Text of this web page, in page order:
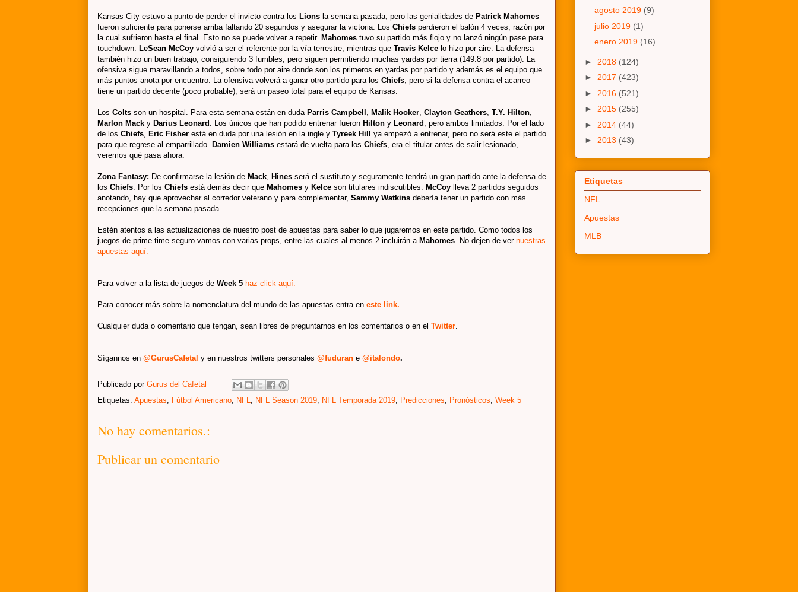
Kansas City estuvo a punto de perder el invicto contra los Lions la semana pasada, pero las genialidades de Patrick Mahomes
fueron suficiente para ponerse arriba faltando 20 segundos y asegurar la victoria. Los Chiefs perdieron el balón 4 veces, razón por
la cual sufrieron hasta el final. Esto no se puede volver a repetir. Mahomes tuvo su partido más flojo y no lanzó ningún pase para
touchdown. LeSean McCoy volvió a ser el referente por la vía terrestre, mientras que Travis Kelce lo hizo por aire. La defensa
también hizo un buen trabajo, consiguiendo 3 fumbles, pero siguen permitiendo muchas yardas por tierra (149.8 por partido). La
ofensiva sigue maravillando a todos, sobre todo por aire donde son los primeros en yardas por partido y además es el equipo que
más puntos anota por encuentro. La ofensiva volverá a ganar otro partido para los Chiefs , pero si la defensa contra el acarreo
tiene un partido decente (poco probable), será un paseo total para el equipo de Kansas.
Los Colts son un hospital. Para esta semana están en duda Parris Campbell Malik Hooker Clayton Geathers T.Y. Hilton
Marlon Mack y Darius Leonard . Los únicos que han podido entrenar fueron Hilton y Leonard , pero ambos limitados. Por el lado
de los Chiefs Eric Fisher está en duda por una lesión en la ingle y Tyreek Hill ya empezó a entrenar, pero no será este el partido
para que regrese al emparrillado. Damien Williams estará de vuelta para los Chiefs , era el titular antes de salir lesionado,
veremos qué pasa ahora.
Zona Fantasy: De confirmarse la lesión de Mack Hines será el sustituto y seguramente tendrá un gran partido ante la defensa de
los Chiefs . Por los Chiefs está demás decir que Mahomes y Kelce son titulares indiscutibles. McCoy lleva 2 partidos seguidos
anotando, hay que aprovechar al corredor veterano y para complementar, Sammy Watkins debería tener un partido con más
recepciones que la semana pasada.
Estén atentos a las actualizaciones de nuestro post de apuestas para saber lo que jugaremos en este partido. Como todos los
juegos de prime time seguro vamos con varias props, entre las cuales al menos 2 incluirán a Mahomes No dejen de ver nuestras
apuestas aquí.
Para volver a la lista de juegos de Week 5 haz click aquí.
Para conocer más sobre la nomenclatura del mundo de las apuestas entra en este link.
Cualquier duda o comentario que tengan, sean libres de preguntarnos en los comentarios o en el Twitter
Sígannos en @GurusCafetal y en nuestros twitters personales @fuduran e @italondo.
Publicado por Gurus del Cafetal
Etiquetas: Apuestas Fútbol Americano NFL NFL Season 2019 NFL Temporada 2019 Predicciones Pronósticos Week 5
No hay comentarios.:
Publicar un comentario
agosto 2019 (9)
julio 2019 (1)
enero 2019 (16)
► 2018 (124)
► 2017 (423)
► 2016 (521)
► 2015 (255)
► 2014 (44)
► 2013 (43)
Etiquetas
NFL
Apuestas
MLB